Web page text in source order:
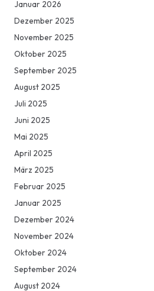
Januar 2026
Dezember 2025
November 2025
Oktober 2025
September 2025
August 2025
Juli 2025
Juni 2025
Mai 2025
April 2025
März 2025
Februar 2025
Januar 2025
Dezember 2024
November 2024
Oktober 2024
September 2024
August 2024